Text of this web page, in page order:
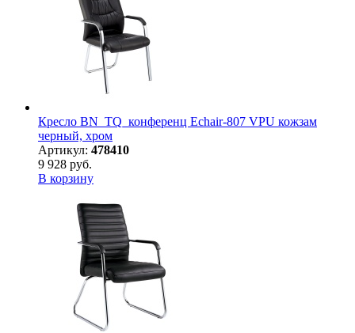
Кресло BN_TQ_конференц Echair-807 VPU кожзам
черный, хром
Артикул: 478410
9 928 руб.
В корзину